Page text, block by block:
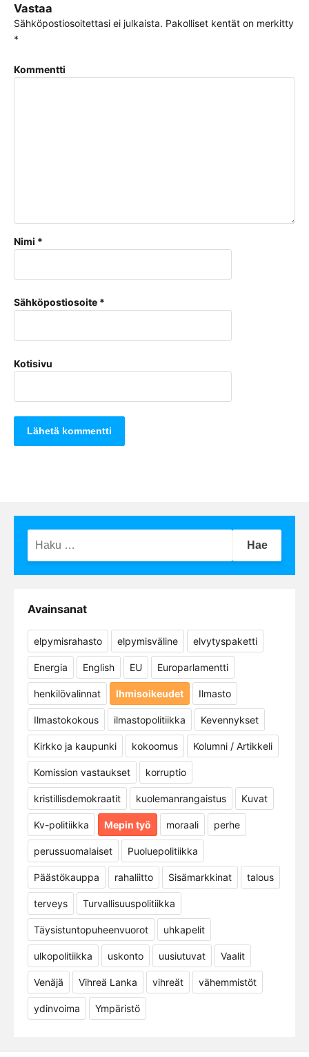
Vastaa
Sähköpostiosoitettasi ei julkaista. Pakolliset kentät on merkitty
*
Kommentti
Nimi *
Sähköpostiosoite *
Kotisivu
Avainsanat
elpymisrahasto elpymisväline elvytyspaketti
Energia English EU Europarlamentti
henkilövalinnat Ihmisoikeudet Ilmasto
Ilmastokokous ilmastopolitiikka Kevennykset
Kirkko ja kaupunki kokoomus Kolumni / Artikkeli
Komission vastaukset korruptio
kristillisdemokraatit kuolemanrangaistus Kuvat
Kv-politiikka Mepin työ moraali perhe
perussuomalaiset Puoluepolitiikka
Päästökauppa rahaliitto Sisämarkkinat talous
terveys Turvallisuuspolitiikka
Täysistuntopuheenvuorot uhkapelit
ulkopolitiikka uskonto uusiutuvat Vaalit
Venäjä Vihreä Lanka vihreät vähemmistöt
ydinvoima Ympäristö